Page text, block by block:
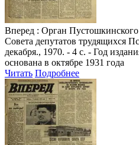
Вперед : Орган
Совета депутатов трудящихся
декабря., 1970. - 4 с. - Год
основана в октябре 1931 года
Читать Подробнее